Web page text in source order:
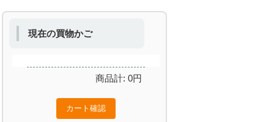
現在の買物かご
商品計: 0円